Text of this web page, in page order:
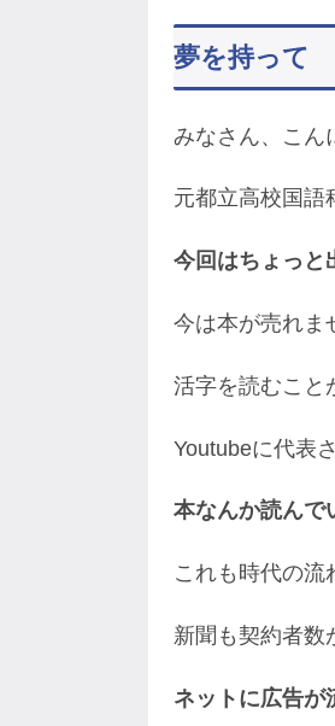
夢を持って
みなさん、こん
元都立高校国語
今回はちょっと
今は本が売れま
活字を読むこと
Youtubeに代表
本なんか読んで
これも時代の流
新聞も契約者数
ネットに広告が